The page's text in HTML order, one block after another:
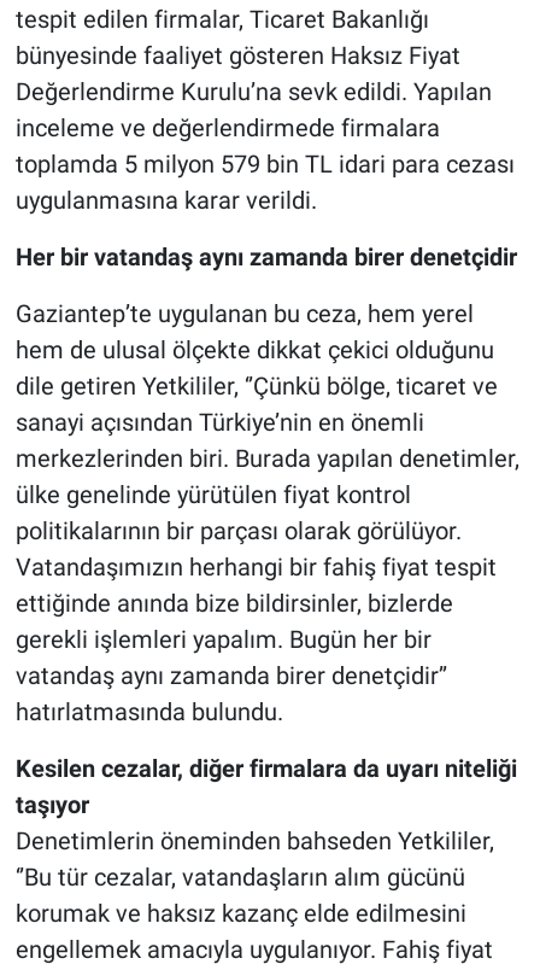
tespit edilen firmalar, Ticaret Bakanlığı
bünyesinde faaliyet gösteren Haksız Fiyat
Değerlendirme Kurulu’na sevk edildi. Yapılan
inceleme ve değerlendirmede firmalara
toplamda 5 milyon 579 bin TL idari para cezası
uygulanmasına karar verildi.
Her bir vatandaş aynı zamanda birer denetçidir
Gaziantep’te uygulanan bu ceza, hem yerel
hem de ulusal ölçekte dikkat çekici olduğunu
dile getiren Yetkililer, ‘’Çünkü bölge, ticaret ve
sanayi açısından Türkiye’nin en önemli
merkezlerinden biri. Burada yapılan denetimler,
ülke genelinde yürütülen fiyat kontrol
politikalarının bir parçası olarak görülüyor.
Vatandaşımızın herhangi bir fahiş fiyat tespit
ettiğinde anında bize bildirsinler, bizlerde
gerekli işlemleri yapalım. Bugün her bir
vatandaş aynı zamanda birer denetçidir’’
hatırlatmasında bulundu.
Kesilen cezalar, diğer firmalara da uyarı niteliği
taşıyor
Denetimlerin öneminden bahseden Yetkililer,
‘’Bu tür cezalar, vatandaşların alım gücünü
korumak ve haksız kazanç elde edilmesini
engellemek amacıyla uygulanıyor. Fahiş fiyat